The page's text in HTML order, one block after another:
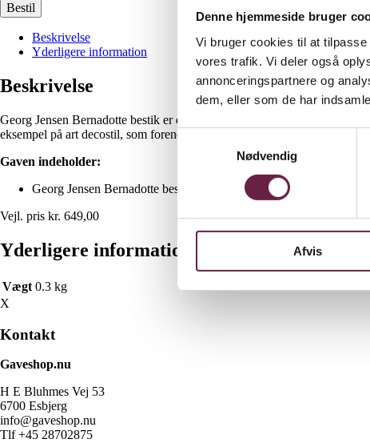
Denne hjemmeside bruger
Vi bruger cookies til at
vores trafik. Vi deler også
annonceringspartnere og
dem, eller som de har
Samtykkevalg
Nødvendig
Afvis
Bestil
Beskrivelse
Yderligere information
Beskrivelse
Georg Jensen Bernadotte bestik er en designklassiker fra 1939, som
eksempel på art decostil, som forener rene linjer og klassisk
Gaven indeholder:
Georg Jensen Bernadotte bestik 4 dele.
Vejl. pris kr. 649,00
Yderligere information
Vægt 0.3 kg
X
Kontakt
Gaveshop.nu
H E Bluhmes Vej 53
6700 Esbjerg
info@gaveshop.nu
Tlf +45 28702875